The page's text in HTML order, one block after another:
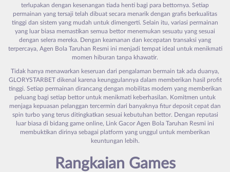
terlupakan dengan kesenangan tiada henti bagi para bettornya. Setiap
permainan yang tersaji telah dibuat secara menarik dengan grafis berkualitas
tinggi dan sistem yang mudah untuk dimengerti. Selain itu, variasi permainan
yang luar biasa memastikan semua bettor menemukan sesuatu yang sesuai
dengan selera mereka. Dengan keamanan dan kecepatan transaksi yang
terpercaya, Agen Bola Taruhan Resmi ini menjadi tempat ideal untuk menikmati
momen hiburan tanpa khawatir.
Tidak hanya menawarkan keseruan dari pengalaman bermain tak ada duanya,
GLORYSTARBET dikenal karena keunggulannya dalam memberikan hasil profit
tinggi. Setiap permainan dirancang dengan mobilitas modern yang memberikan
peluang bagi setiap bettor untuk menikmati keberhasilan. Komitmen untuk
menjaga kepuasan pelanggan tercermin dari banyaknya fitur deposit cepat dan
spin turbo yang terus ditingkatkan sesuai kebutuhan bettor. Dengan reputasi
luar biasa di bidang game online, Link Gacor Agen Bola Taruhan Resmi ini
membuktikan dirinya sebagai platform yang unggul untuk memberikan
keuntungan lebih.
Rangkaian Games